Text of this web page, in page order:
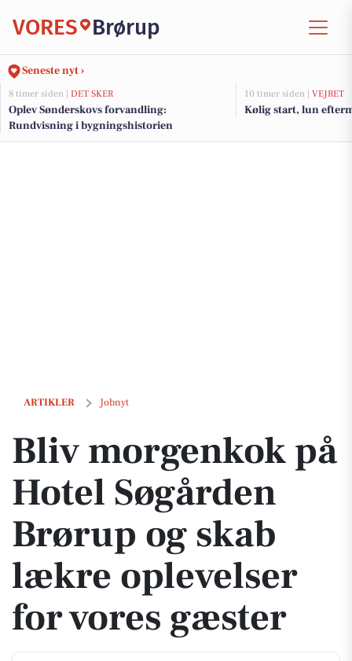
VORES Brørup
Seneste nyt ›
8 timer siden | DET SKER
Oplev Sønderskovs forvandling:
Rundvisning i bygningshistorien
10 timer siden | VEJRET
Kølig start, lun
ARTIKLER Jobnyt
Bliv morgenkok på Hotel Søgården Brørup og skab lækre oplevelser
Bliv morgenkok på
Hotel Søgården
Brørup og skab
lækre oplevelser
for vores gæster